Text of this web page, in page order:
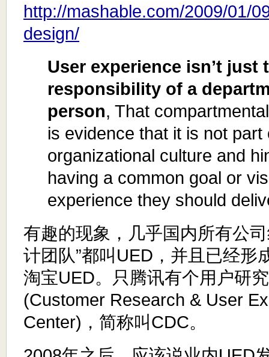
http://mashable.com/2009/01/
design/
User experience isn’t just
responsibility of a
person, That
is evidence that it is not part
organizational culture and
having a common goal or
experience they should
有趣的现象，几乎国内所有公
计团队”都叫UED，并且已经形
淘宝UED。只腾讯有个用户研
(Customer Research & User
Center)，简称叫CDC。